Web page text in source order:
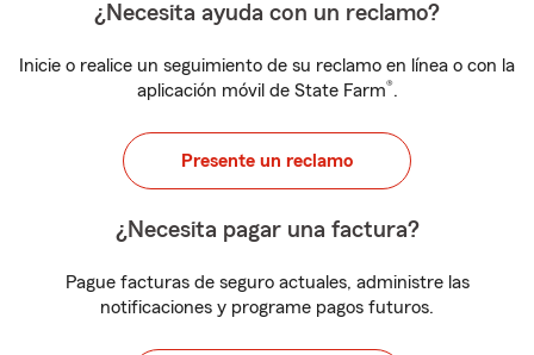
¿Necesita ayuda con un reclamo?
Inicie o realice un seguimiento de su reclamo en línea o con la
aplicación móvil de State Farm®.
Presente un reclamo
¿Necesita pagar una factura?
Pague facturas de seguro actuales, administre las
notificaciones y programe pagos futuros.